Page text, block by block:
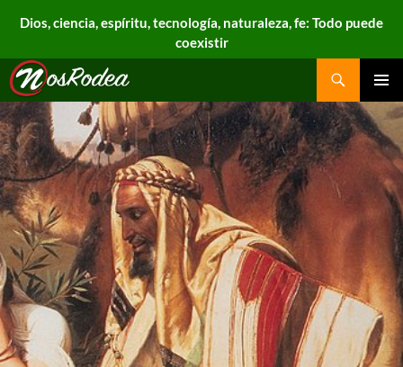
Dios, ciencia, espíritu, tecnología, naturaleza, fe: Todo puede
coexistir
Nos Rodea
Search
MENU